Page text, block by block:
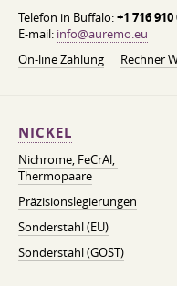
Telefon in Buffalo:+1 716 910
E-mail: info@auremo.eu
On-line Zahlung
Rechner
NICKEL
Nichrome, FeСrAl, ​​
Thermopaare
Präzisionslegierungen
Sonderstahl (EU)
Sonderstahl (GOST)